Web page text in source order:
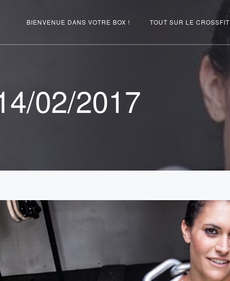
BIENVENUE DANS VOTRE BOX ! TOUT SUR LE CROSSFIT
02/2017